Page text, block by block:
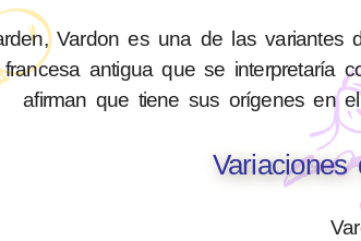
Vardon es una de las variantes
antigua que se interpretaría
afirman que tiene sus orígenes en
Variaciones